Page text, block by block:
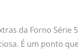
da Forno Série
É um ponto